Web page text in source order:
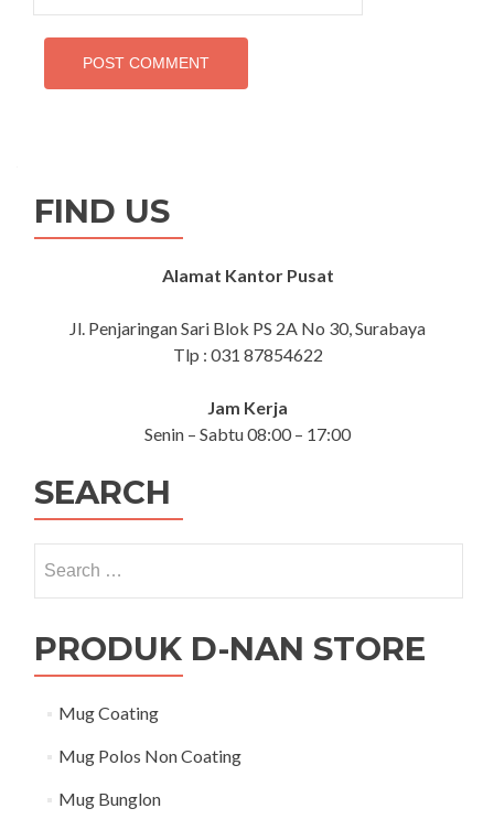
FIND US
Alamat Kantor Pusat
Jl. Penjaringan Sari Blok PS 2A No 30, Surabaya
Tlp : 031 87854622
Jam Kerja
Senin – Sabtu 08:00 – 17:00
SEARCH
PRODUK D-NAN STORE
Mug Coating
Mug Polos Non Coating
Mug Bunglon